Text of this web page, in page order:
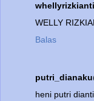
WELLY
Balas
heni putri